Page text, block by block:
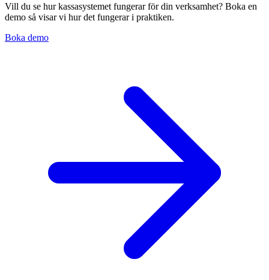
Vill du se hur kassasystemet fungerar för din verksamhet? Boka en
demo så visar vi hur det fungerar i praktiken.
Boka demo